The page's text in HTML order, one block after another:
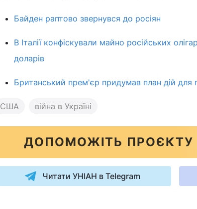
Байден раптово звернувся до росіян
В Італії конфіскували майно російських
доларів
Британський прем'єр придумав план дій для
США війна в Україні
ДОПОМОЖІТЬ ПРОЄКТУ
Читати УНІАН в Telegram